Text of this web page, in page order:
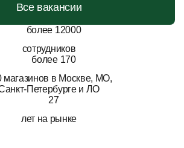
Все вакансии
сотрудников
магазинов в Москве, МО,
Петербурге и ЛО
лет на рынке